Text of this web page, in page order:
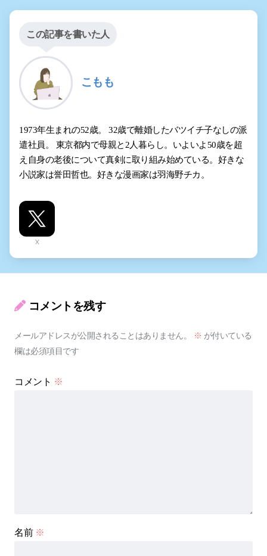
この記事を書いた人
こもも
1973年生まれの52歳。 32歳で離婚したバツイチ子なしの派
遣社員。 東京都内で母親と2人暮らし。いよいよ50歳を超
え自身の老後について真剣に取り組み始めている。好きな
小説家は誉田哲也。好きな漫画家は羽海野チカ。
X
コメントを残す
メールアドレスが公開されることはありません。 ※ が付いている
欄は必須項目です
コメント ※
名前 ※